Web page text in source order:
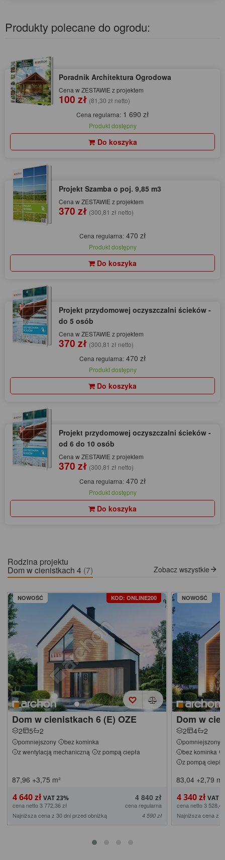
Produkty polecane do ogrodu:
Poradnik Architektura Ogrodowa
Cena w ZESTAWIE z projektem
100 zł (81,30 zł netto)
Cena regularna: 1 690 zł
Produkt dostępny
Do koszyka
Projekt Szamba o poj. 9,85 m3
Cena w ZESTAWIE z projektem
370 zł (300,81 zł netto)
Cena regularna: 470 zł
Produkt dostępny
Do koszyka
Projekt przydomowej oczyszczalni ścieków -
do 5 osób
Cena w ZESTAWIE z projektem
370 zł (300,81 zł netto)
Cena regularna: 470 zł
Produkt dostępny
Do koszyka
Projekt przydomowej oczyszczalni ścieków -
od 6 do 10 osób
Cena w ZESTAWIE z projektem
370 zł (300,81 zł netto)
Cena regularna: 470 zł
Produkt dostępny
Do koszyka
Rodzina projektu
Dom w cienistkach 4 (7) Zobacz wszystkie
NOWOŚĆ KOD: ONLINE200
Dom w cienistkach 6 (E) OZE
2 5 2
pomniejszony
bez kominka
z wentylacją mechaniczną
z pompą ciepła
87,96 +3,75 m²
4 640 zł 4 840 zł
cena netto 3 772,36 zł
cena regularna
Najniższa cena z 30 dni przed obniżką
4 590 zł
NOWOŚĆ
Dom w
2 4 2
pomniejszony
bez kominka
z pompą ciepła
83,04 +2,79 m²
4 340 zł
cena netto 3
Najniższa cena z